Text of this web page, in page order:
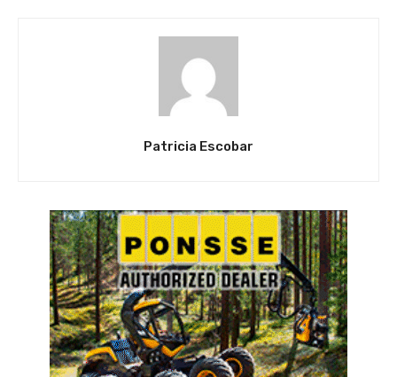
Patricia Escobar